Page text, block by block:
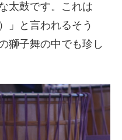
太鼓です。これは
」と言われるそう
獅子舞の中でも珍し